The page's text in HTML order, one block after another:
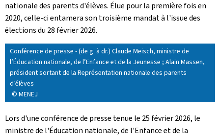
nationale des parents d'élèves. Élue pour la première fois en
2020, celle-ci entamera son troisième mandat à l'issue des
élections du 28 février 2026.
Conférence de presse - (de g. à dr.) Claude Meisch, ministre de
l’Éducation nationale, de l’Enfance et de la Jeunesse ; Alain Massen,
président sortant de la Représentation nationale des parents
d’élèves
© MENEJ
Lors d'une conférence de presse tenue le 25 février 2026, le
ministre de l'Éducation nationale, de l'Enfance et de la